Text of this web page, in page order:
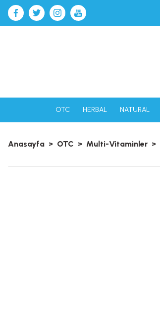
OTC HERBAL NATURAL
Anasayfa OTC Multi-Vitaminler